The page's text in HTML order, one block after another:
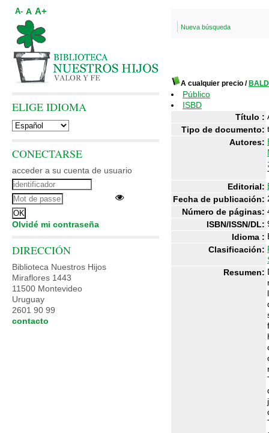
Nueva búsqueda
A cualquier precio /
Público
ISBD
Título :
Tipo de documento:
Autores:
Editorial:
Fecha de publicación:
Número de páginas:
ISBN/ISSN/DL:
Idioma :
Clasificación:
Resumen:
A- A A+
ELIGE IDIOMA
CONECTARSE
acceder a su cuenta de usuario
Olvidé mi contraseña
DIRECCIÓN
Biblioteca Nuestros Hijos
Miraflores 1443
11500 Montevideo
Uruguay
2601 90 99
contacto